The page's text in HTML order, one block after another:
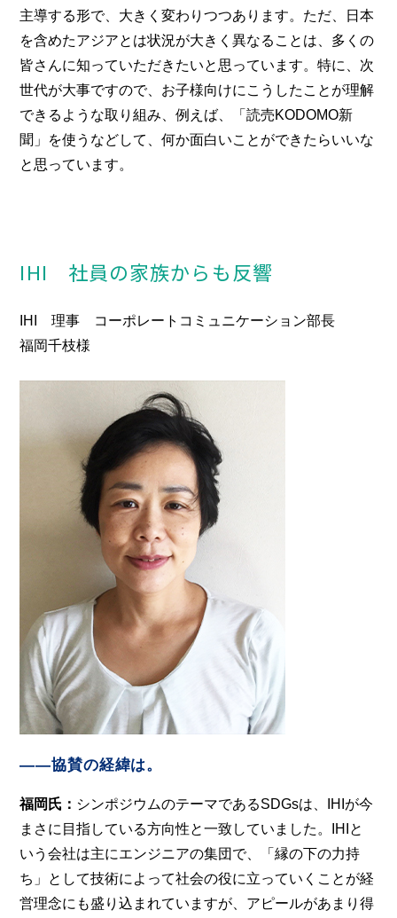
主導する形で、大きく変わりつつあります。ただ、日本
を含めたアジアとは状況が大きく異なることは、多くの
皆さんに知っていただきたいと思っています。特に、次
世代が大事ですので、お子様向けにこうしたことが理解
できるような取り組み、例えば、「読売KODOMO新
聞」を使うなどして、何か面白いことができたらいいな
と思っています。
IHI 社員の家族からも反響
IHI 理事 コーポレートコミュニケーション部長
福岡千枝様
――協賛の経緯は。
福岡氏： シンポジウムのテーマであるSDGsは、IHIが今
まさに目指している方向性と一致していました。IHIと
いう会社は主にエンジニアの集団で、「縁の下の力持
ち」として技術によって社会の役に立っていくことが経
営理念にも盛り込まれていますが、アピールがあまり得